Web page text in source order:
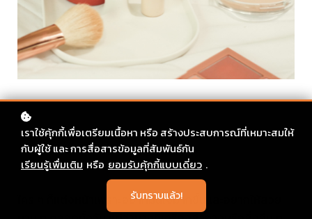
ใคร ๆ ก็แต่งหน้าเพราะอยากมั่นใจมากขึ้นและอยากให้สวย
เราใช้คุ้กกี้เพื่อเตรียมเนื้อหา หรือ สร้างประสบการณ์ที่เหมาะสมให้
กับผู้ใช้ และ การสื่อสารข้อมูลที่สัมพันธ์กัน
เรียนรู้เพื่มเติม หรือ ยอมรับคุ้กกี้แบบเดี่ยว .
รับทราบแล้ว!